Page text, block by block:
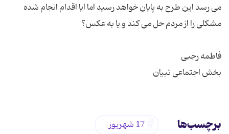
می رسد این طرح به پایان خواهد رسید اما ایا اقدام انجام شده
بخش اجتماعی تبیان
برچسب‌ها 17 شهریور